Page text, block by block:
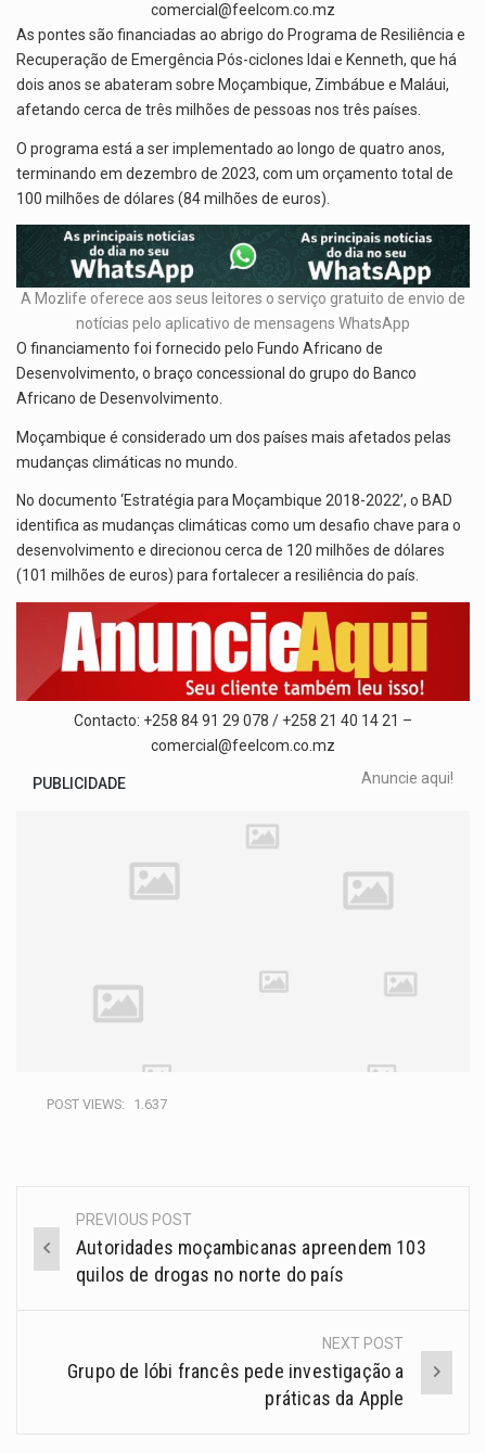
comercial@feelcom.co.mz
As pontes são financiadas ao abrigo do Programa de Resiliência e
Recuperação de Emergência Pós-ciclones Idai e Kenneth, que há
dois anos se abateram sobre Moçambique, Zimbábue e Maláui,
afetando cerca de três milhões de pessoas nos três países.
O programa está a ser implementado ao longo de quatro anos,
terminando em dezembro de 2023, com um orçamento total de
100 milhões de dólares (84 milhões de euros).
A Mozlife oferece aos seus leitores o serviço gratuito de envio de
notícias pelo aplicativo de mensagens WhatsApp
O financiamento foi fornecido pelo Fundo Africano de
Desenvolvimento, o braço concessional do grupo do Banco
Africano de Desenvolvimento.
Moçambique é considerado um dos países mais afetados pelas
mudanças climáticas no mundo.
No documento ‘Estratégia para Moçambique 2018-2022’, o BAD
identifica as mudanças climáticas como um desafio chave para o
desenvolvimento e direcionou cerca de 120 milhões de dólares
(101 milhões de euros) para fortalecer a resiliência do país.
Contacto: +258 84 91 29 078 / +258 21 40 14 21 –
comercial@feelcom.co.mz
PUBLICIDADE Anuncie aqui!
POST VIEWS: 1.637
PREVIOUS POST
Autoridades moçambicanas apreendem 103
quilos de drogas no norte do país
NEXT POST
Grupo de lóbi francês pede investigação a
práticas da Apple